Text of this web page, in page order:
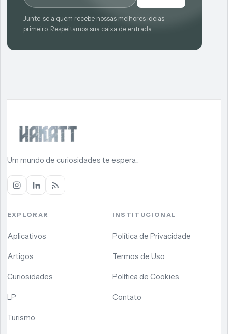
Junte-se a quem recebe nossas melhores ideias
primeiro. Respeitamos sua caixa de entrada.
Um mundo de curiosidades te espera...
EXPLORAR
Aplicativos
Artigos
Curiosidades
LP
Turismo
INSTITUCIONAL
Política de Privacidade
Termos de Uso
Política de Cookies
Contato